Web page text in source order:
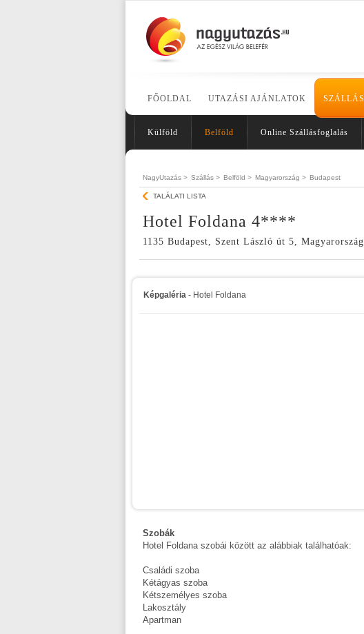
FŐOLDAL UTAZÁSI AJÁNLATOK SZÁLLÁS
Külföld Belföld Online Szállásfoglalás
NagyUtazás > Szállás > Belföld > Magyarország > Budapest
TALÁLATI LISTA
Hotel Foldana 4****
1135 Budapest, Szent László út 5, Magyarország
Képgaléria - Hotel Foldana
Szobák
Hotel Foldana szobái között az alábbiak találhatóak:
Családi szoba
Kétágyas szoba
Kétszemélyes szoba
Lakosztály
Apartman